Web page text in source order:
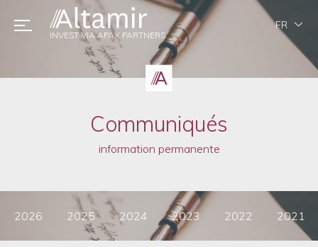
Communiqués
information permanente
2026 2025 2024 2023 2022 2021
INVEST VIA APAX PARTNERS
FR